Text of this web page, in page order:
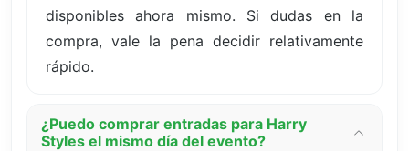
disponibles ahora mismo. Si dudas en la
compra, vale la pena decidir relativamente
rápido.
¿Puedo comprar entradas para Harry
Styles el mismo día del evento?